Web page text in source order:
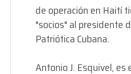
de operación en Haití
"socios" al presidente
Patriótica Cubana.
Antonio J. Esquivel, es